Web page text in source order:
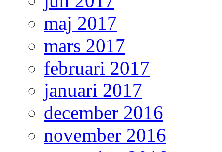
maj 2017
mars 2017
februari 2017
januari 2017
december 2016
november 2016